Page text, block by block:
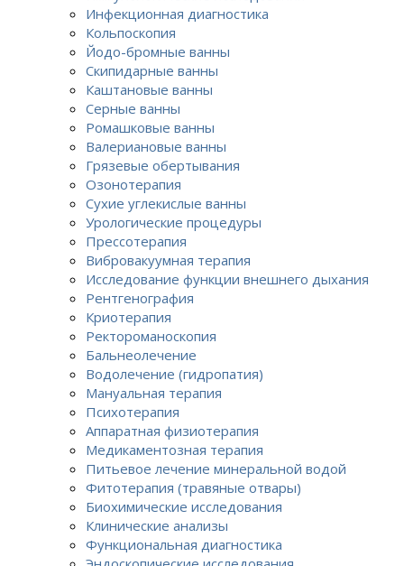
Инфекционная диагностика
Кольпоскопия
Йодо-бромные ванны
Скипидарные ванны
Каштановые ванны
Серные ванны
Ромашковые ванны
Валериановые ванны
Грязевые обертывания
Озонотерапия
Сухие углекислые ванны
Урологические процедуры
Прессотерапия
Вибровакуумная терапия
Исследование функции внешнего дыхания
Рентгенография
Криотерапия
Ректороманоскопия
Бальнеолечение
Водолечение (гидропатия)
Мануальная терапия
Психотерапия
Аппаратная физиотерапия
Медикаментозная терапия
Питьевое лечение минеральной водой
Фитотерапия (травяные отвары)
Биохимические исследования
Клинические анализы
Функциональная диагностика